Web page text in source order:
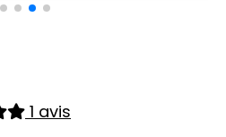
1 avis